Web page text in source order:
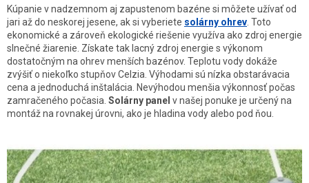
Kúpanie v nadzemnom aj zapustenom bazéne si môžete užívať od
jari až do neskorej jesene, ak si vyberiete solárny ohrev . Toto
ekonomické a zároveň ekologické riešenie využíva ako zdroj energie
slnečné žiarenie. Získate tak lacný zdroj energie s výkonom
dostatočným na ohrev menších bazénov. Teplotu vody dokáže
zvýšiť o niekoľko stupňov Celzia. Výhodami sú nízka obstarávacia
cena a jednoduchá inštalácia. Nevýhodou menšia výkonnosť počas
zamračeného počasia. Solárny panel v našej ponuke je určený na
montáž na rovnakej úrovni, ako je hladina vody alebo pod ňou.